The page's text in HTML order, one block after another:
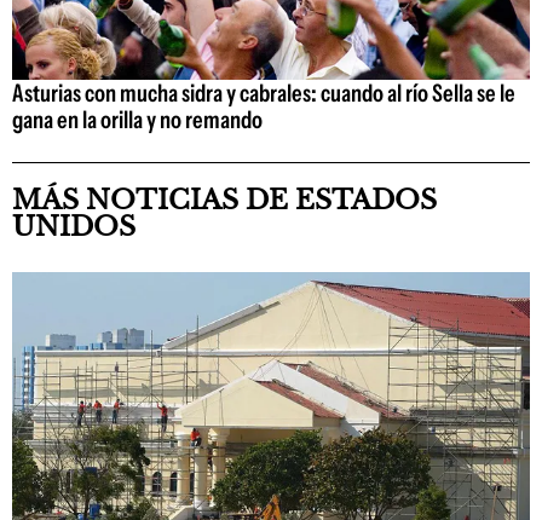
Asturias con mucha sidra y cabrales: cuando al río Sella se le
gana en la orilla y no remando
MÁS NOTICIAS DE ESTADOS
UNIDOS